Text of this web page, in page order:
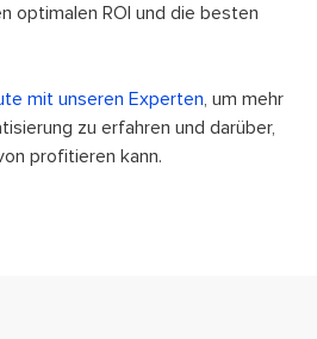
optimalen ROI und die besten
mit unseren Experten, um mehr
zu erfahren und darüber,
profitieren kann.